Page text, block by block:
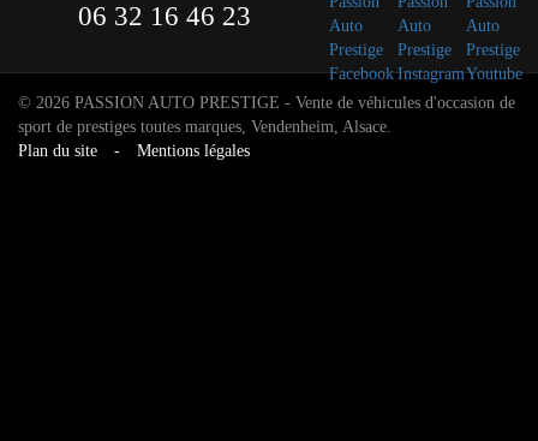
06 32 16 46 23
© 2026 PASSION AUTO PRESTIGE - Vente de véhicules d'occasion de
sport de prestiges toutes marques, Vendenheim, Alsace.
Plan du site
- Mentions légales